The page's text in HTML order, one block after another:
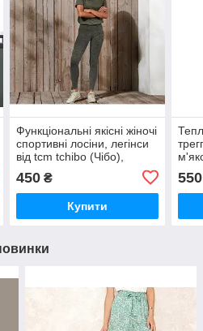
Функціональні якісні жіночі
спортивні лосіни, легінси
від tcm tchibo (Чібо),
450₴
Купити
M
550